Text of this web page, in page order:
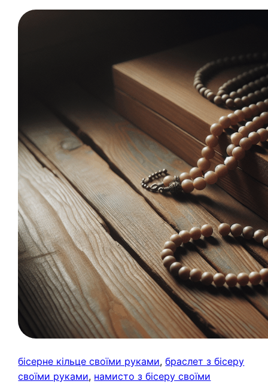
бісерне кільце своїми руками, браслет з бісеру
своїми руками, намисто з бісеру своїми